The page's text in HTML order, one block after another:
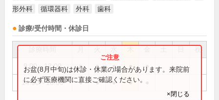
形外科
循環器科 外科 歯科
診療/受付時間・休診日
祝
9:00～12:00 ● ● ● ● ●
14:00～18:00 ● ● ● ●
お盆(8月中旬)は休診・休業の場合があります。来院前
に必ず医療機関に直接ご確認ください。
×閉じる